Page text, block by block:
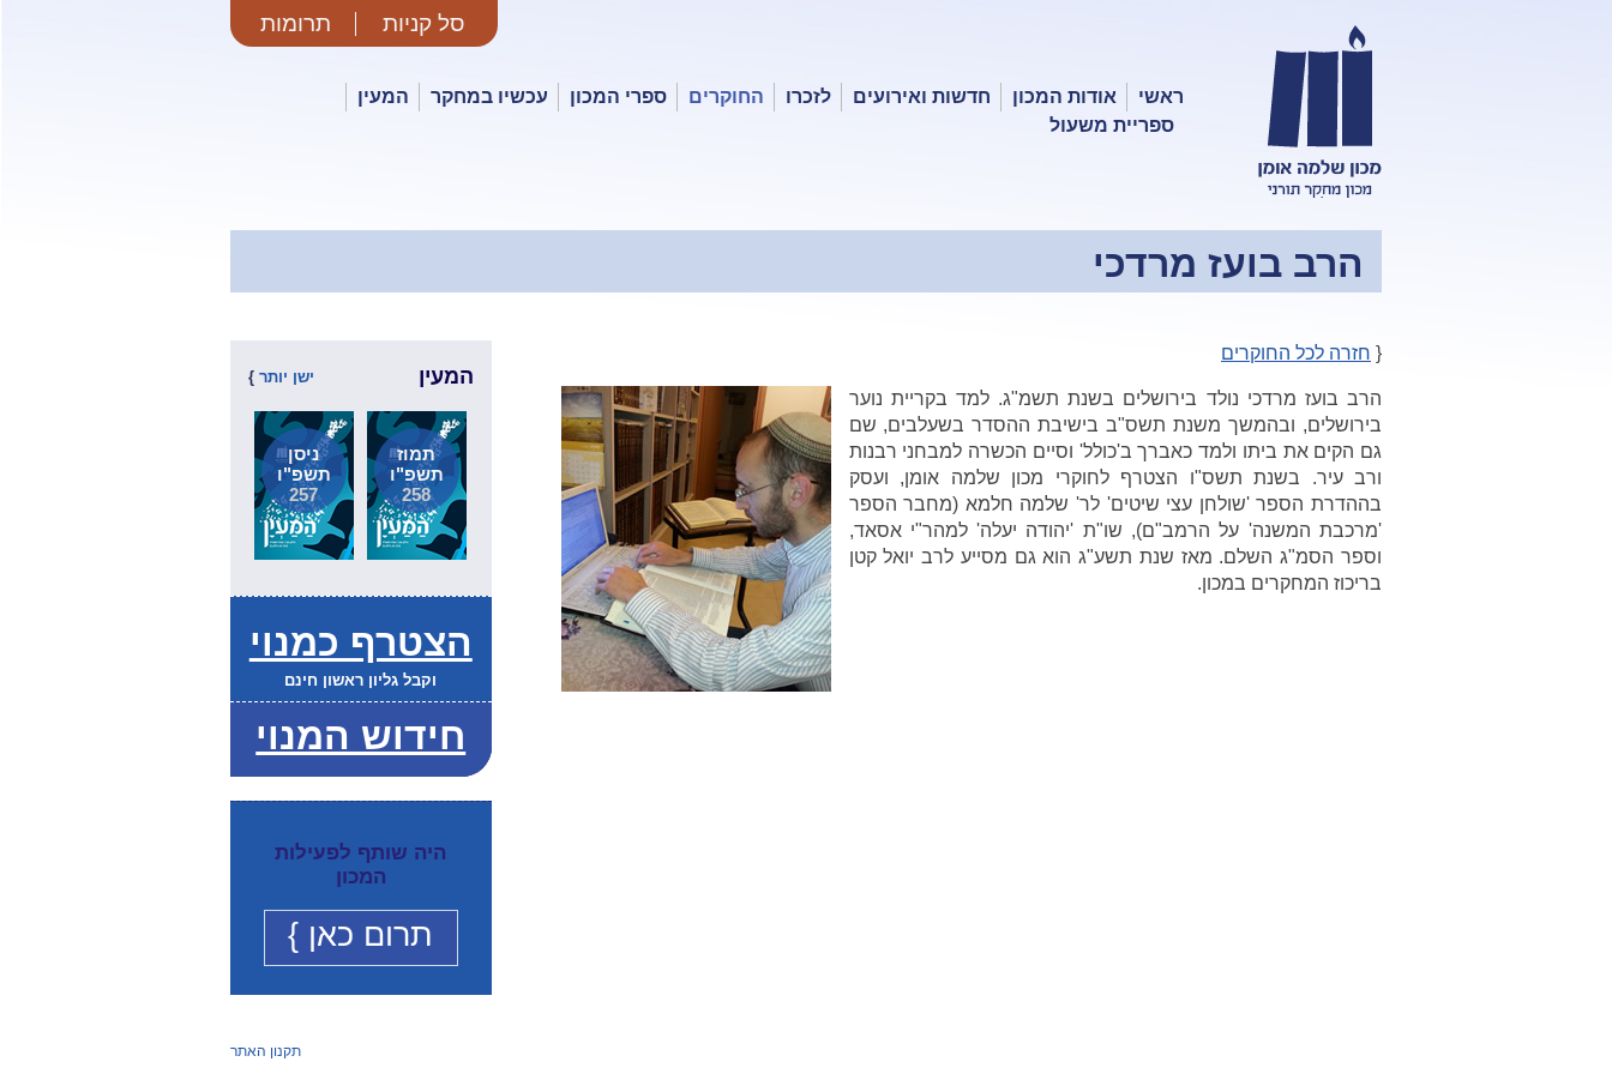
סל קניות תרומות
ראשי אודות המכון חדשות ואירועים לזכרו החוקרים ספרי המכון עכשיו במחקר
המעין
ספריית משעול
הרב בועז מרדכי
{ חזרה לכל החוקרים
הרב בועז מרדכי נולד בירושלים בשנת תשמ"ג. למד בקריית נוער
בירושלים, ובהמשך משנת תשס"ב בישיבת ההסדר בשעלבים, שם
גם הקים את ביתו ולמד כאברך ב'כולל' וסיים הכשרה למבחני רבנות
ורב עיר. בשנת תשס"ו הצטרף לחוקרי מכון שלמה אומן, ועסק
בההדרת הספר 'שולחן עצי שיטים' לר' שלמה חלמא (מחבר הספר
'מרכבת המשנה' על הרמב"ם), שו"ת 'יהודה יעלה' למהר"י אסאד,
וספר הסמ"ג השלם. מאז שנת תשע"ג הוא גם מסייע לרב יואל קטן
בריכוז המחקרים במכון.
המעין ישן יותר }
תמוז
תשפ"ו
258
ניסן
תשפ"ו
257
הצטרף כמנוי
וקבל גליון ראשון חינם
חידוש המנוי
היה שותף לפעילות
המכון
תרום כאן }
תקנון האתר